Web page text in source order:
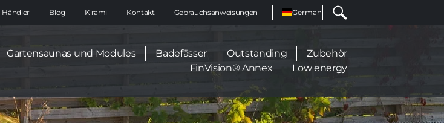
Main
Händler Blog Kirami Kontakt Gebrauchsanweisungen
Select
Secondary
Gartensaunas und Modules Badefässer Outstanding
Zubehör
FinVision® Annex
Low energy